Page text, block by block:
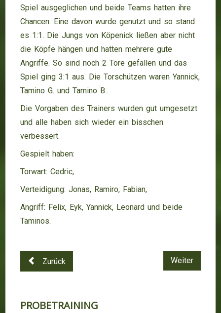
Spiel ausgeglichen und beide Teams hatten ihre
Chancen. Eine davon wurde genutzt und so stand
es 1:1. Die Jungs von Köpenick ließen aber nicht
die Köpfe hängen und hatten mehrere gute
Angriffe. So sind noch 2 Tore gefallen und das
Spiel ging 3:1 aus. Die Torschützen waren Yannick,
Tamino G. und Tamino B..
Die Vorgaben des Trainers wurden gut umgesetzt
und alle haben sich wieder ein bisschen
verbessert.
Gespielt haben:
Torwart: Cedric,
Verteidigung: Jonas, Ramiro, Fabian,
Angriff: Felix, Eyk, Yannick, Leonard und beide
Taminos.
Zurück Weiter
PROBETRAINING